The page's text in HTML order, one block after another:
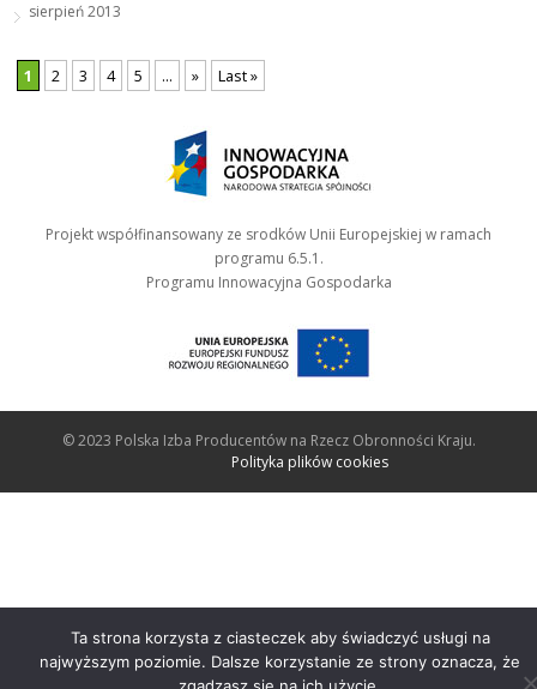
sierpień 2013
1 2 3 4 5 ... » Last »
Ta strona korzysta z ciasteczek aby świadczyć usługi na
najwyższym poziomie. Dalsze korzystanie ze strony oznacza, że
Projekt współfinansowany ze srodków Unii Europejskiej w ramach
programu 6.5.1.
Programu Innowacyjna Gospodarka
© 2023 Polska Izba Producentów na Rzecz Obronności Kraju.
Polityka plików cookies